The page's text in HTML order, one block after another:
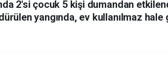
2'si çocuk 5 kişi dumandan
yangında, ev kullanılmaz hale